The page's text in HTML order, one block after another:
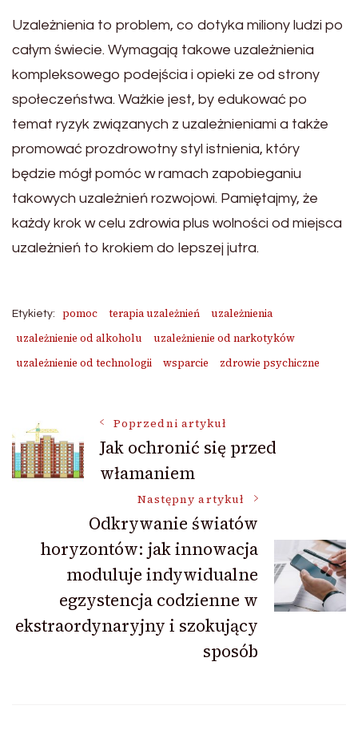
Uzależnienia to problem, co dotyka miliony ludzi po
całym świecie. Wymagają takowe uzależnienia
kompleksowego podejścia i opieki ze od strony
społeczeństwa. Ważkie jest, by edukować po
temat ryzyk związanych z uzależnieniami a także
promować prozdrowotny styl istnienia, który
będzie mógł pomóc w ramach zapobieganiu
takowych uzależnień rozwojowi. Pamiętajmy, że
każdy krok w celu zdrowia plus wolności od miejsca
uzależnień to krokiem do lepszej jutra.
Etykiety: pomoc terapia uzależnień
uzależnienia
uzależnienie od alkoholu
uzależnienie od narkotyków
uzależnienie od technologii
wsparcie zdrowie psychiczne
Nawigacja
wpisu
Poprzedni artykuł
Jak ochronić się przed
włamaniem
Następny artykuł
Odkrywanie światów
horyzontów: jak innowacja
moduluje indywidualne
egzystencja codzienne w
ekstraordynaryjny i szokujący
sposób